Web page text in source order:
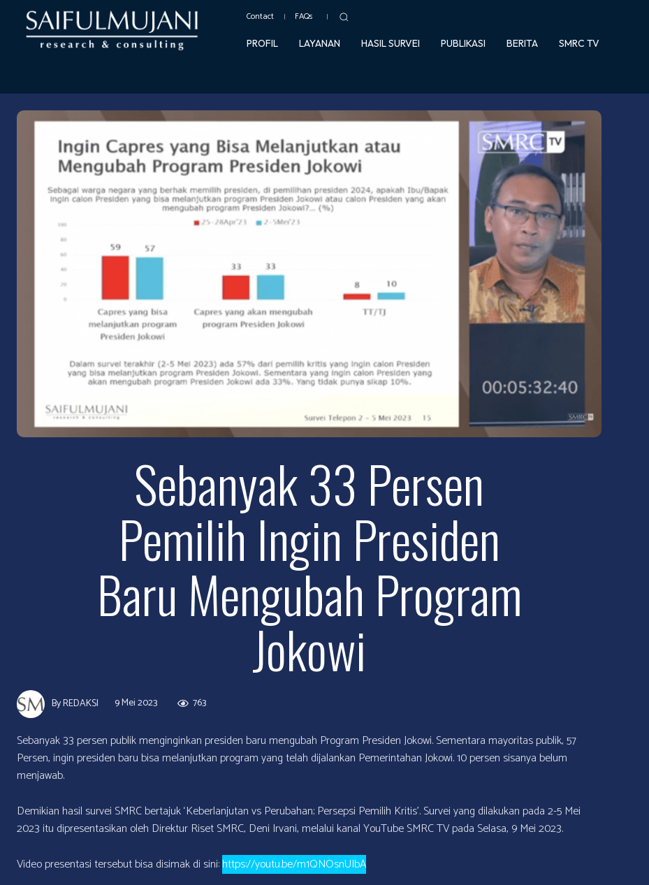
Contact FAQs
PROFIL LAYANAN HASIL SURVEI PUBLIKASI BERITA SMRC TV
Sebanyak 33 Persen
Pemilih Ingin Presiden
Baru Mengubah Program
Jokowi
ByREDAKSI 9 Mei 2023 763
Sebanyak 33 persen publik menginginkan presiden baru mengubah Program Presiden Jokowi. Sementara mayoritas publik, 57
Persen, ingin presiden baru bisa melanjutkan program yang telah dijalankan Pemerintahan Jokowi. 10 persen sisanya belum
menjawab.
Demikian hasil survei SMRC bertajuk ‘Keberlanjutan vs Perubahan; Persepsi Pemilih Kritis’. Survei yang dilakukan pada 2-5 Mei
2023 itu dipresentasikan oleh Direktur Riset SMRC, Deni Irvani, melalui kanal YouTube SMRC TV pada Selasa, 9 Mei 2023.
Video presentasi tersebut bisa disimak di sini:https://youtu.be/m1QNOsnUIbA